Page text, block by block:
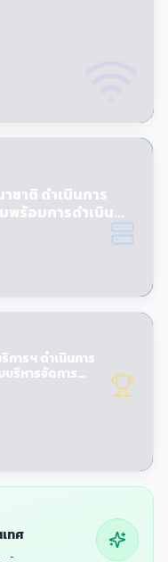
ชาติ ดําเนินการ
พร้อมการดําเนิน
ามพร้อมด้านปัญญา
การฯ ดําเนินการ
ริหารจัดการ
ทศ